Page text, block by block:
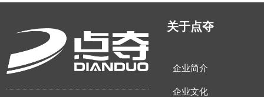
关于点夺
企业简介
企业文化